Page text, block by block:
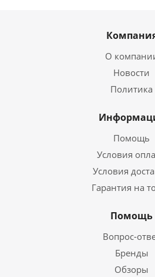
О
Новости
Политика
Помощь
Условия
Условия
Гарантия на
Помощь
Вопрос-
Бренды
Обзоры